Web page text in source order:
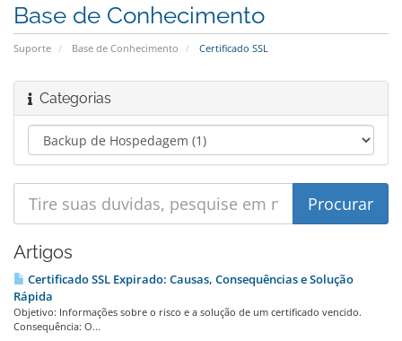
Base de Conhecimento
Suporte Base de Conhecimento Certificado SSL
Categorias
Artigos
Certificado SSL Expirado: Causas, Consequências e Solução
Rápida
Objetivo: Informações sobre o risco e a solução de um certificado vencido.
Consequência: O...